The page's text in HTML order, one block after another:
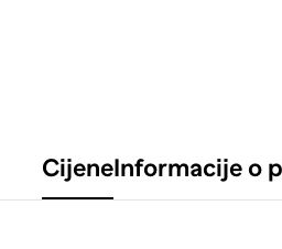
CijeneInformacije o